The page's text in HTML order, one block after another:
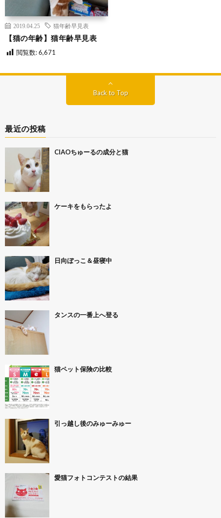
2019.04.25 猫年齢早見表
【猫の年齢】猫年齢早見表
閲覧数:6,671
Back to Top
最近の投稿
CIAOちゅーるの成分と猫
ケーキをもらったよ
日向ぼっこ＆昼寝中
タンスの一番上へ登る
猫ペット保険の比較
引っ越し後のみゅーみゅー
愛猫フォトコンテストの結果